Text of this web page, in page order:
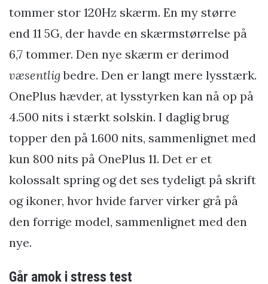
tommer stor 120Hz skærm. En my større
end 11 5G, der havde en skærmstørrelse på
6,7 tommer. Den nye skærm er derimod
væsentlig bedre. Den er langt mere lysstærk.
OnePlus hævder, at lysstyrken kan nå op på
4.500 nits i stærkt solskin. I daglig brug
topper den på 1.600 nits, sammenlignet med
kun 800 nits på OnePlus 11. Det er et
kolossalt spring og det ses tydeligt på skrift
og ikoner, hvor hvide farver virker grå på
den forrige model, sammenlignet med den
nye.
Går amok i stress test